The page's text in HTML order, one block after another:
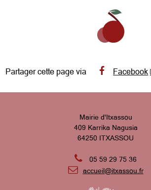
Partager cette page via Facebook
Mairie d'Itxassou
409 Karrika Nagusia
64250 ITXASSOU
 05 59 29 75 36
 accueil@itxassou.fr